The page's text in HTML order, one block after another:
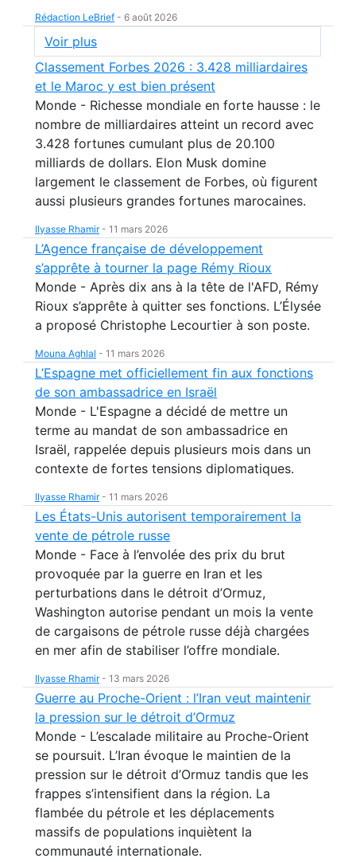
Rédaction LeBrief - 6 août 2026
Voir plus
Classement Forbes 2026 : 3.428 milliardaires
et le Maroc y est bien présent
Monde - Richesse mondiale en forte hausse : le
nombre de milliardaires atteint un record avec
3.428 fortunes cumulant plus de 20.100
milliards de dollars. Elon Musk domine
largement le classement de Forbes, où figurent
aussi plusieurs grandes fortunes marocaines.
Ilyasse Rhamir- 11 mars 2026
L’Agence française de développement
s’apprête à tourner la page Rémy Rioux
Monde - Après dix ans à la tête de l'AFD, Rémy
Rioux s’apprête à quitter ses fonctions. L’Élysée
a proposé Christophe Lecourtier à son poste.
Mouna Aghlal - 11 mars 2026
L’Espagne met officiellement fin aux fonctions
de son ambassadrice en Israël
Monde - L'Espagne a décidé de mettre un
terme au mandat de son ambassadrice en
Israël, rappelée depuis plusieurs mois dans un
contexte de fortes tensions diplomatiques.
Ilyasse Rhamir- 11 mars 2026
Les États-Unis autorisent temporairement la
vente de pétrole russe
Monde - Face à l’envolée des prix du brut
provoquée par la guerre en Iran et les
perturbations dans le détroit d’Ormuz,
Washington autorise pendant un mois la vente
de cargaisons de pétrole russe déjà chargées
en mer afin de stabiliser l’offre mondiale.
Ilyasse Rhamir- 13 mars 2026
Guerre au Proche-Orient : l’Iran veut maintenir
la pression sur le détroit d’Ormuz
Monde - L’escalade militaire au Proche-Orient
se poursuit. L’Iran évoque le maintien de la
pression sur le détroit d’Ormuz tandis que les
frappes s’intensifient dans la région. La
flambée du pétrole et les déplacements
massifs de populations inquiètent la
communauté internationale.